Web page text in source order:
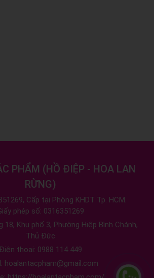
PHẨM (HỒ ĐIỆP - HOA LAN
RỪNG)
Cấp tại Phòng KHDT Tp. HCM.
phép số: 0316351269
18, Khu phố 3, Phường Hiệp Bình Chánh,
Thủ Đức
Điện thoại: 0988 114 449
hoalantacpham@gmail.com